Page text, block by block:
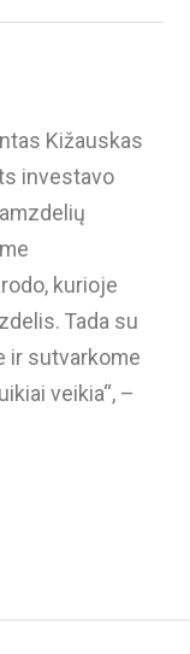
Kižauskas
investavo
kurioje
Tada su
ir sutvarkome
veikia“, –